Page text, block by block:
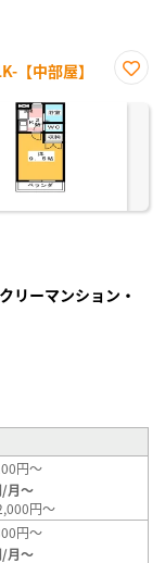
【中部屋】
に入
リーマンション・
円～
/月～
円～
円～
/月～